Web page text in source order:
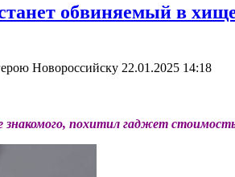
обвиняемый в
Новороссийску 22.01.2025 14:18
знакомого, похитил гаджет